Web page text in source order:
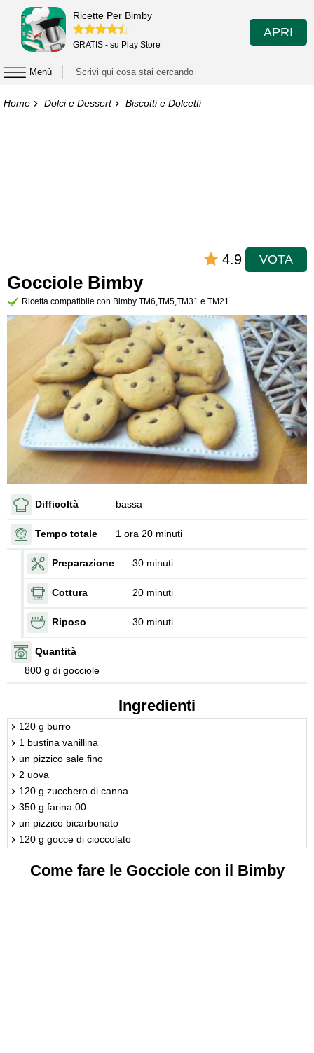
Ricette Per Bimby
GRATIS - su Play Store
APRI
Menù
Home Dolci e Dessert Biscotti e Dolcetti
4.9 VOTA
Gocciole Bimby
Ricetta compatibile con Bimby TM6,TM5,TM31 e TM21
Difficoltà bassa
Tempo totale 1 ora 20 minuti
Preparazione 30 minuti
Cottura 20 minuti
Riposo 30 minuti
Quantità
800 g di gocciole
Ingredienti
120 g burro
1 bustina vanillina
un pizzico sale fino
2 uova
120 g zucchero di canna
350 g farina 00
un pizzico bicarbonato
120 g gocce di cioccolato
Come fare le Gocciole con il Bimby